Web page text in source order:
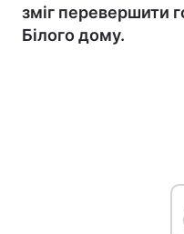
зміг перевершити
Білого дому.